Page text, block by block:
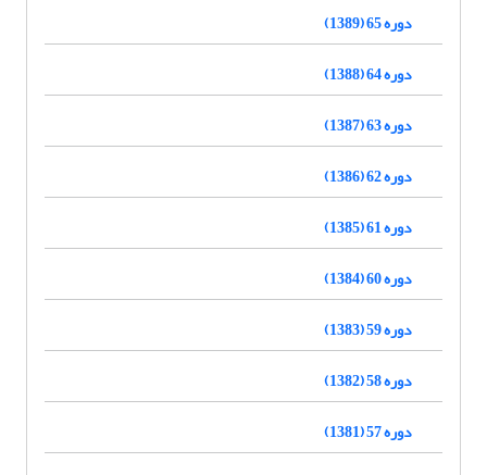
دوره 65 (1389)
دوره 64 (1388)
دوره 63 (1387)
دوره 62 (1386)
دوره 61 (1385)
دوره 60 (1384)
دوره 59 (1383)
دوره 58 (1382)
دوره 57 (1381)